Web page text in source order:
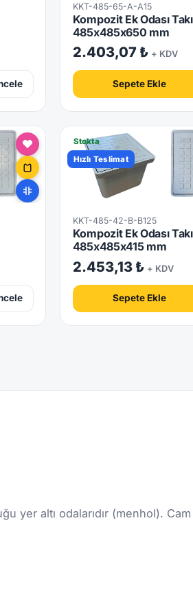
KKT-485-65-A-A15
Kompozit Ek Odası
485x485x650 mm
2.403,07 ₺ + KDV
Sepete Ekle
Stokta
Hızlı Teslimat
KKT-485-42-B-B125
Kompozit Ek Odası
485x485x415 mm
2.453,13 ₺ + KDV
Sepete Ekle
yer altı odalarıdır (menhol).